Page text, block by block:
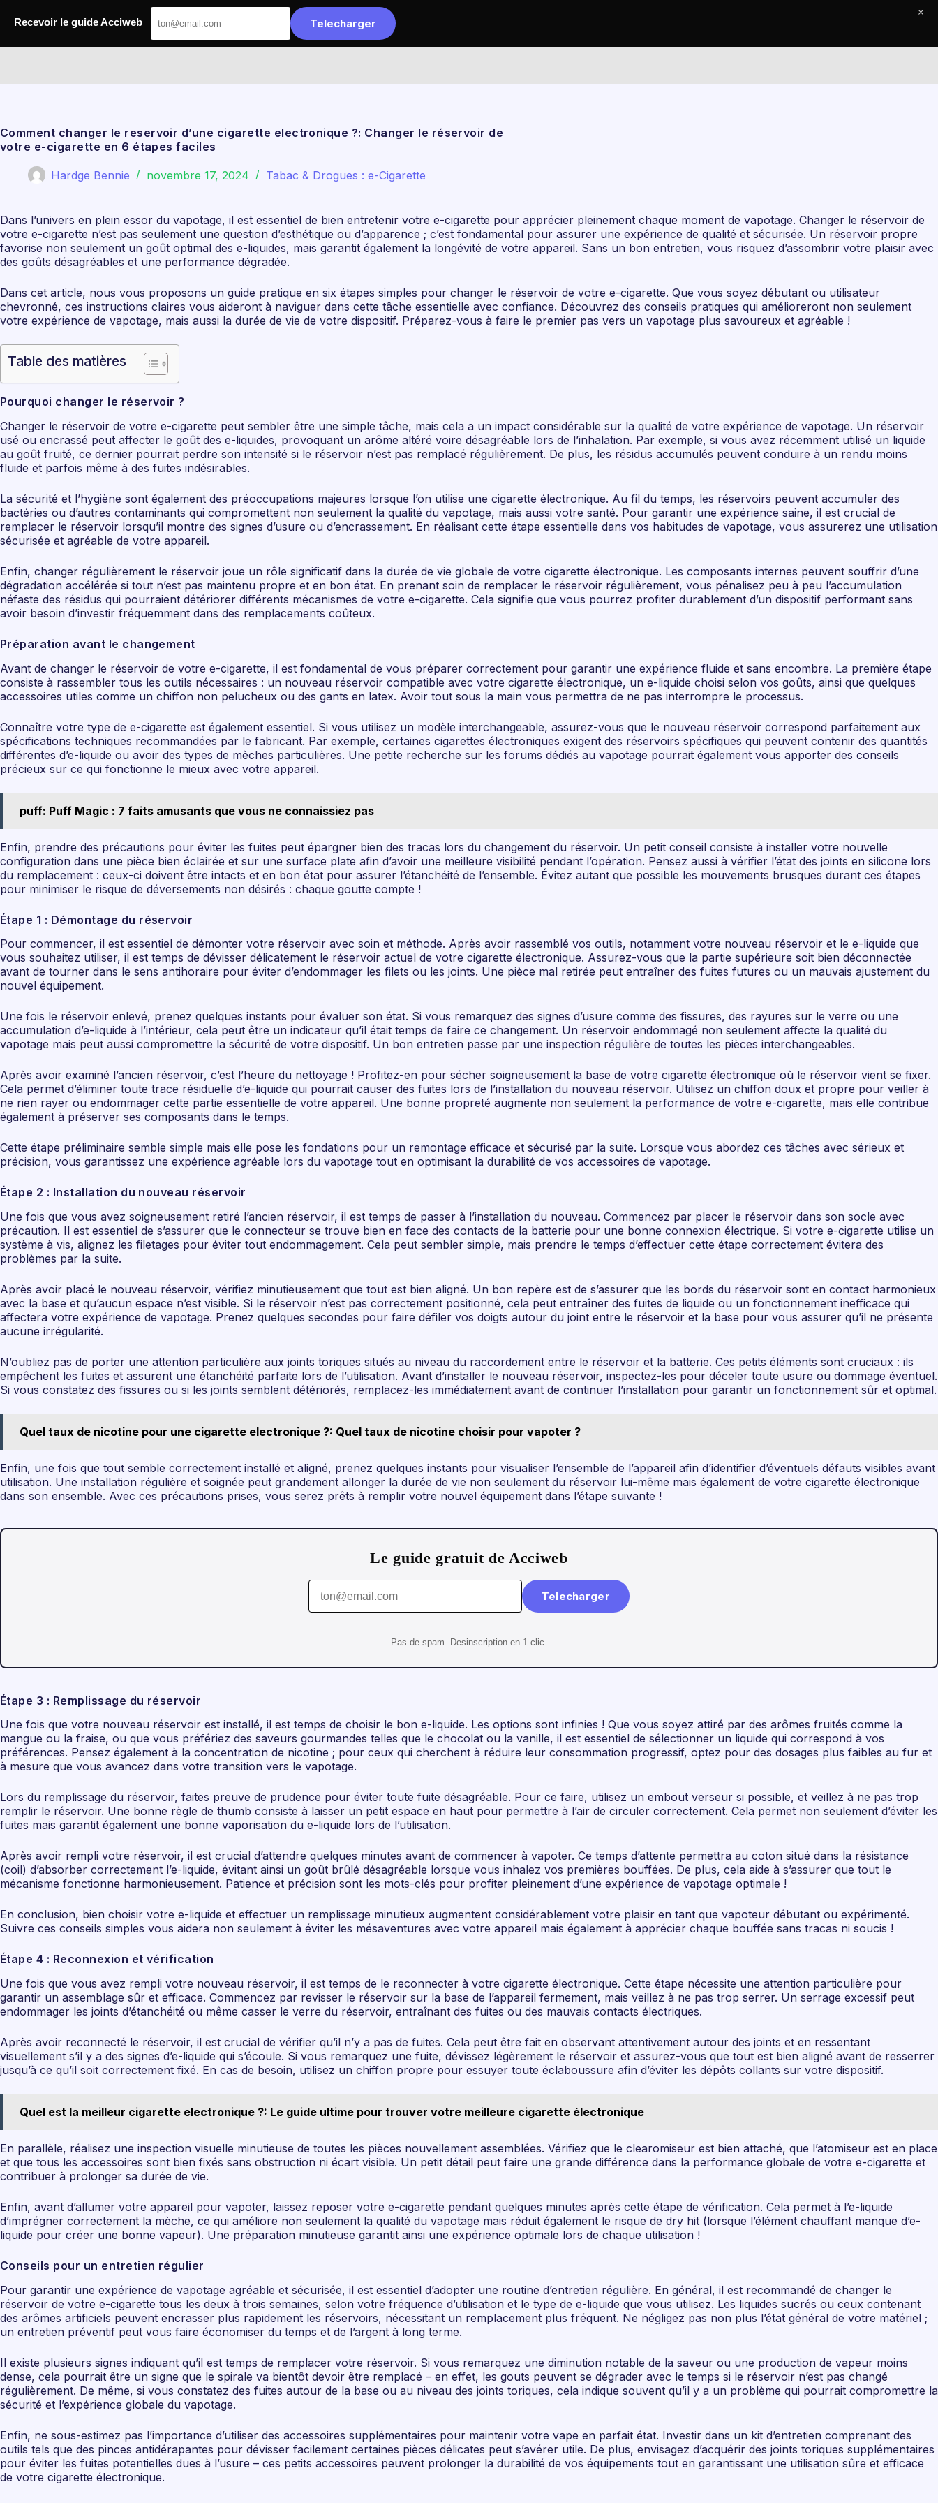
Comment changer le reservoir d’une cigarette electronique ?: Changer le réservoir de
votre e-cigarette en 6 étapes faciles
Hardge Bennie novembre 17, 2024 Tabac & Drogues : e-Cigarette
Dans l’univers en plein essor du vapotage, il est essentiel de bien entretenir votre e-cigarette pour apprécier pleinement chaque moment de vapotage. Changer le réservoir de
votre e-cigarette n’est pas seulement une question d’esthétique ou d’apparence ; c’est fondamental pour assurer une expérience de qualité et sécurisée. Un réservoir propre
favorise non seulement un goût optimal des e-liquides, mais garantit également la longévité de votre appareil. Sans un bon entretien, vous risquez d’assombrir votre plaisir avec
des goûts désagréables et une performance dégradée.
Dans cet article, nous vous proposons un guide pratique en six étapes simples pour changer le réservoir de votre e-cigarette. Que vous soyez débutant ou utilisateur
chevronné, ces instructions claires vous aideront à naviguer dans cette tâche essentielle avec confiance. Découvrez des conseils pratiques qui amélioreront non seulement
votre expérience de vapotage, mais aussi la durée de vie de votre dispositif. Préparez-vous à faire le premier pas vers un vapotage plus savoureux et agréable !
Table des matières
Pourquoi changer le réservoir ?
Changer le réservoir de votre e-cigarette peut sembler être une simple tâche, mais cela a un impact considérable sur la qualité de votre expérience de vapotage. Un réservoir
usé ou encrassé peut affecter le goût des e-liquides, provoquant un arôme altéré voire désagréable lors de l’inhalation. Par exemple, si vous avez récemment utilisé un liquide
au goût fruité, ce dernier pourrait perdre son intensité si le réservoir n’est pas remplacé régulièrement. De plus, les résidus accumulés peuvent conduire à un rendu moins
fluide et parfois même à des fuites indésirables.
La sécurité et l’hygiène sont également des préoccupations majeures lorsque l’on utilise une cigarette électronique. Au fil du temps, les réservoirs peuvent accumuler des
bactéries ou d’autres contaminants qui compromettent non seulement la qualité du vapotage, mais aussi votre santé. Pour garantir une expérience saine, il est crucial de
remplacer le réservoir lorsqu’il montre des signes d’usure ou d’encrassement. En réalisant cette étape essentielle dans vos habitudes de vapotage, vous assurerez une utilisation
sécurisée et agréable de votre appareil.
Enfin, changer régulièrement le réservoir joue un rôle significatif dans la durée de vie globale de votre cigarette électronique. Les composants internes peuvent souffrir d’une
dégradation accélérée si tout n’est pas maintenu propre et en bon état. En prenant soin de remplacer le réservoir régulièrement, vous pénalisez peu à peu l’accumulation
néfaste des résidus qui pourraient détériorer différents mécanismes de votre e-cigarette. Cela signifie que vous pourrez profiter durablement d’un dispositif performant sans
avoir besoin d’investir fréquemment dans des remplacements coûteux.
Préparation avant le changement
Avant de changer le réservoir de votre e-cigarette, il est fondamental de vous préparer correctement pour garantir une expérience fluide et sans encombre. La première étape
consiste à rassembler tous les outils nécessaires : un nouveau réservoir compatible avec votre cigarette électronique, un e-liquide choisi selon vos goûts, ainsi que quelques
accessoires utiles comme un chiffon non pelucheux ou des gants en latex. Avoir tout sous la main vous permettra de ne pas interrompre le processus.
Connaître votre type de e-cigarette est également essentiel. Si vous utilisez un modèle interchangeable, assurez-vous que le nouveau réservoir correspond parfaitement aux
spécifications techniques recommandées par le fabricant. Par exemple, certaines cigarettes électroniques exigent des réservoirs spécifiques qui peuvent contenir des quantités
différentes d’e-liquide ou avoir des types de mèches particulières. Une petite recherche sur les forums dédiés au vapotage pourrait également vous apporter des conseils
précieux sur ce qui fonctionne le mieux avec votre appareil.
puff: Puff Magic : 7 faits amusants que vous ne connaissiez pas
Enfin, prendre des précautions pour éviter les fuites peut épargner bien des tracas lors du changement du réservoir. Un petit conseil consiste à installer votre nouvelle
configuration dans une pièce bien éclairée et sur une surface plate afin d’avoir une meilleure visibilité pendant l’opération. Pensez aussi à vérifier l’état des joints en silicone lors
du remplacement : ceux-ci doivent être intacts et en bon état pour assurer l’étanchéité de l’ensemble. Évitez autant que possible les mouvements brusques durant ces étapes
pour minimiser le risque de déversements non désirés : chaque goutte compte !
Étape 1 : Démontage du réservoir
Pour commencer, il est essentiel de démonter votre réservoir avec soin et méthode. Après avoir rassemblé vos outils, notamment votre nouveau réservoir et le e-liquide que
vous souhaitez utiliser, il est temps de dévisser délicatement le réservoir actuel de votre cigarette électronique. Assurez-vous que la partie supérieure soit bien déconnectée
avant de tourner dans le sens antihoraire pour éviter d’endommager les filets ou les joints. Une pièce mal retirée peut entraîner des fuites futures ou un mauvais ajustement du
nouvel équipement.
Une fois le réservoir enlevé, prenez quelques instants pour évaluer son état. Si vous remarquez des signes d’usure comme des fissures, des rayures sur le verre ou une
accumulation d’e-liquide à l’intérieur, cela peut être un indicateur qu’il était temps de faire ce changement. Un réservoir endommagé non seulement affecte la qualité du
vapotage mais peut aussi compromettre la sécurité de votre dispositif. Un bon entretien passe par une inspection régulière de toutes les pièces interchangeables.
Après avoir examiné l’ancien réservoir, c’est l’heure du nettoyage ! Profitez-en pour sécher soigneusement la base de votre cigarette électronique où le réservoir vient se fixer.
Cela permet d’éliminer toute trace résiduelle d’e-liquide qui pourrait causer des fuites lors de l’installation du nouveau réservoir. Utilisez un chiffon doux et propre pour veiller à
ne rien rayer ou endommager cette partie essentielle de votre appareil. Une bonne propreté augmente non seulement la performance de votre e-cigarette, mais elle contribue
également à préserver ses composants dans le temps.
Cette étape préliminaire semble simple mais elle pose les fondations pour un remontage efficace et sécurisé par la suite. Lorsque vous abordez ces tâches avec sérieux et
précision, vous garantissez une expérience agréable lors du vapotage tout en optimisant la durabilité de vos accessoires de vapotage.
Étape 2 : Installation du nouveau réservoir
Une fois que vous avez soigneusement retiré l’ancien réservoir, il est temps de passer à l’installation du nouveau. Commencez par placer le réservoir dans son socle avec
précaution. Il est essentiel de s’assurer que le connecteur se trouve bien en face des contacts de la batterie pour une bonne connexion électrique. Si votre e-cigarette utilise un
système à vis, alignez les filetages pour éviter tout endommagement. Cela peut sembler simple, mais prendre le temps d’effectuer cette étape correctement évitera des
problèmes par la suite.
Après avoir placé le nouveau réservoir, vérifiez minutieusement que tout est bien aligné. Un bon repère est de s’assurer que les bords du réservoir sont en contact harmonieux
avec la base et qu’aucun espace n’est visible. Si le réservoir n’est pas correctement positionné, cela peut entraîner des fuites de liquide ou un fonctionnement inefficace qui
affectera votre expérience de vapotage. Prenez quelques secondes pour faire défiler vos doigts autour du joint entre le réservoir et la base pour vous assurer qu’il ne présente
aucune irrégularité.
N’oubliez pas de porter une attention particulière aux joints toriques situés au niveau du raccordement entre le réservoir et la batterie. Ces petits éléments sont cruciaux : ils
empêchent les fuites et assurent une étanchéité parfaite lors de l’utilisation. Avant d’installer le nouveau réservoir, inspectez-les pour déceler toute usure ou dommage éventuel.
Si vous constatez des fissures ou si les joints semblent détériorés, remplacez-les immédiatement avant de continuer l’installation pour garantir un fonctionnement sûr et optimal.
Quel taux de nicotine pour une cigarette electronique ?: Quel taux de nicotine choisir pour vapoter ?
Enfin, une fois que tout semble correctement installé et aligné, prenez quelques instants pour visualiser l’ensemble de l’appareil afin d’identifier d’éventuels défauts visibles avant
utilisation. Une installation régulière et soignée peut grandement allonger la durée de vie non seulement du réservoir lui-même mais également de votre cigarette électronique
dans son ensemble. Avec ces précautions prises, vous serez prêts à remplir votre nouvel équipement dans l’étape suivante !
Le guide gratuit de Acciweb
Telecharger
Pas de spam. Desinscription en 1 clic.
Étape 3 : Remplissage du réservoir
Une fois que votre nouveau réservoir est installé, il est temps de choisir le bon e-liquide. Les options sont infinies ! Que vous soyez attiré par des arômes fruités comme la
mangue ou la fraise, ou que vous préfériez des saveurs gourmandes telles que le chocolat ou la vanille, il est essentiel de sélectionner un liquide qui correspond à vos
préférences. Pensez également à la concentration de nicotine ; pour ceux qui cherchent à réduire leur consommation progressif, optez pour des dosages plus faibles au fur et
à mesure que vous avancez dans votre transition vers le vapotage.
Lors du remplissage du réservoir, faites preuve de prudence pour éviter toute fuite désagréable. Pour ce faire, utilisez un embout verseur si possible, et veillez à ne pas trop
remplir le réservoir. Une bonne règle de thumb consiste à laisser un petit espace en haut pour permettre à l’air de circuler correctement. Cela permet non seulement d’éviter les
fuites mais garantit également une bonne vaporisation du e-liquide lors de l’utilisation.
Après avoir rempli votre réservoir, il est crucial d’attendre quelques minutes avant de commencer à vapoter. Ce temps d’attente permettra au coton situé dans la résistance
(coil) d’absorber correctement l’e-liquide, évitant ainsi un goût brûlé désagréable lorsque vous inhalez vos premières bouffées. De plus, cela aide à s’assurer que tout le
mécanisme fonctionne harmonieusement. Patience et précision sont les mots-clés pour profiter pleinement d’une expérience de vapotage optimale !
En conclusion, bien choisir votre e-liquide et effectuer un remplissage minutieux augmentent considérablement votre plaisir en tant que vapoteur débutant ou expérimenté.
Suivre ces conseils simples vous aidera non seulement à éviter les mésaventures avec votre appareil mais également à apprécier chaque bouffée sans tracas ni soucis !
Étape 4 : Reconnexion et vérification
Une fois que vous avez rempli votre nouveau réservoir, il est temps de le reconnecter à votre cigarette électronique. Cette étape nécessite une attention particulière pour
garantir un assemblage sûr et efficace. Commencez par revisser le réservoir sur la base de l’appareil fermement, mais veillez à ne pas trop serrer. Un serrage excessif peut
endommager les joints d’étanchéité ou même casser le verre du réservoir, entraînant des fuites ou des mauvais contacts électriques.
Après avoir reconnecté le réservoir, il est crucial de vérifier qu’il n’y a pas de fuites. Cela peut être fait en observant attentivement autour des joints et en ressentant
visuellement s’il y a des signes d’e-liquide qui s’écoule. Si vous remarquez une fuite, dévissez légèrement le réservoir et assurez-vous que tout est bien aligné avant de resserrer
jusqu’à ce qu’il soit correctement fixé. En cas de besoin, utilisez un chiffon propre pour essuyer toute éclaboussure afin d’éviter les dépôts collants sur votre dispositif.
Quel est la meilleur cigarette electronique ?: Le guide ultime pour trouver votre meilleure cigarette électronique
En parallèle, réalisez une inspection visuelle minutieuse de toutes les pièces nouvellement assemblées. Vérifiez que le clearomiseur est bien attaché, que l’atomiseur est en place
et que tous les accessoires sont bien fixés sans obstruction ni écart visible. Un petit détail peut faire une grande différence dans la performance globale de votre e-cigarette et
contribuer à prolonger sa durée de vie.
Enfin, avant d’allumer votre appareil pour vapoter, laissez reposer votre e-cigarette pendant quelques minutes après cette étape de vérification. Cela permet à l’e-liquide
d’imprégner correctement la mèche, ce qui améliore non seulement la qualité du vapotage mais réduit également le risque de dry hit (lorsque l’élément chauffant manque d’e-
liquide pour créer une bonne vapeur). Une préparation minutieuse garantit ainsi une expérience optimale lors de chaque utilisation !
Conseils pour un entretien régulier
Pour garantir une expérience de vapotage agréable et sécurisée, il est essentiel d’adopter une routine d’entretien régulière. En général, il est recommandé de changer le
réservoir de votre e-cigarette tous les deux à trois semaines, selon votre fréquence d’utilisation et le type de e-liquide que vous utilisez. Les liquides sucrés ou ceux contenant
des arômes artificiels peuvent encrasser plus rapidement les réservoirs, nécessitant un remplacement plus fréquent. Ne négligez pas non plus l’état général de votre matériel ;
un entretien préventif peut vous faire économiser du temps et de l’argent à long terme.
Il existe plusieurs signes indiquant qu’il est temps de remplacer votre réservoir. Si vous remarquez une diminution notable de la saveur ou une production de vapeur moins
dense, cela pourrait être un signe que le spirale va bientôt devoir être remplacé – en effet, les gouts peuvent se dégrader avec le temps si le réservoir n’est pas changé
régulièrement. De même, si vous constatez des fuites autour de la base ou au niveau des joints toriques, cela indique souvent qu’il y a un problème qui pourrait compromettre la
sécurité et l’expérience globale du vapotage.
Enfin, ne sous-estimez pas l’importance d’utiliser des accessoires supplémentaires pour maintenir votre vape en parfait état. Investir dans un kit d’entretien comprenant des
outils tels que des pinces antidérapantes pour dévisser facilement certaines pièces délicates peut s’avérer utile. De plus, envisagez d’acquérir des joints toriques supplémentaires
pour éviter les fuites potentielles dues à l’usure – ces petits accessoires peuvent prolonger la durabilité de vos équipements tout en garantissant une utilisation sûre et efficace
de votre cigarette électronique.
Recevoir le guide Acciweb Telecharger
×